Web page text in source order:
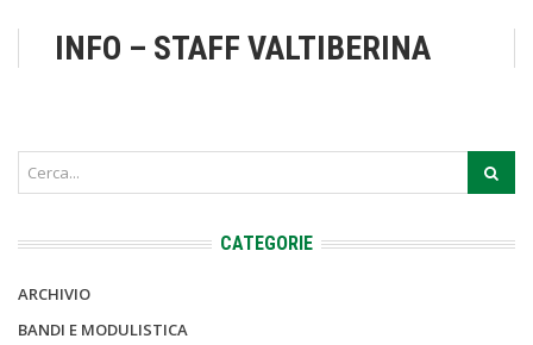
INFO – STAFF VALTIBERINA
CATEGORIE
ARCHIVIO
BANDI E MODULISTICA